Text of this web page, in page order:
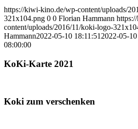
https://kiwi-kino.de/wp-content/uploads/
321x104.png 0 0 Florian Hammann
content/uploads/2016/11/koki-logo-
Hammann2022-05-10 18:11:51 2022-05-
08:00:00
KoKi-Karte 2021
Koki zum verschenken